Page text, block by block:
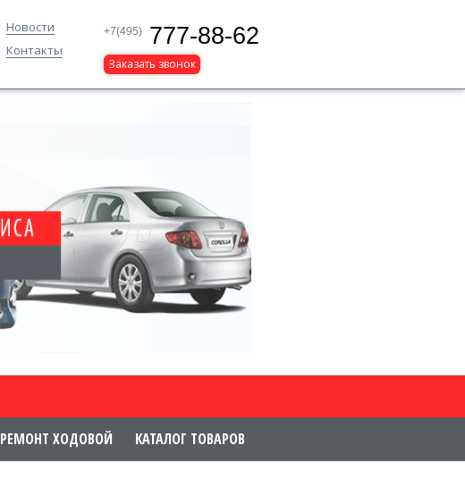
Новости
Контакты
+7(495) 777-88-62
Заказать звонок
РЕМОНТ ХОДОВОЙ КАТАЛОГ ТОВАРОВ